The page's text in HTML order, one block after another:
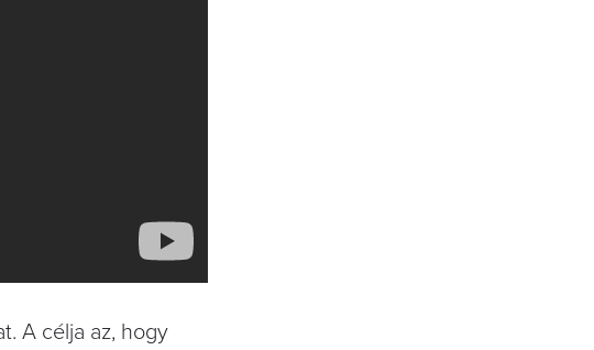
A célja az, hogy